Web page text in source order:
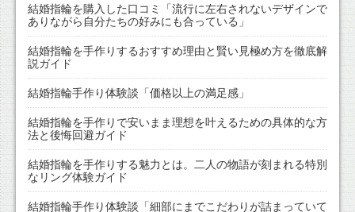
結婚指輪を購入した口コミ「流行に左右されないデザインで
ありながら自分たちの好みにも合っている」
結婚指輪を手作りするおすすめ理由と賢い見極め方を徹底解
説ガイド
結婚指輪手作り体験談「価格以上の満足感」
結婚指輪を手作りで安いまま理想を叶えるための具体的な方
法と後悔回避ガイド
結婚指輪を手作りする魅力とは。二人の物語が刻まれる特別
なリング体験ガイド
結婚指輪手作り体験談「細部にまでこだわりが詰まっていて